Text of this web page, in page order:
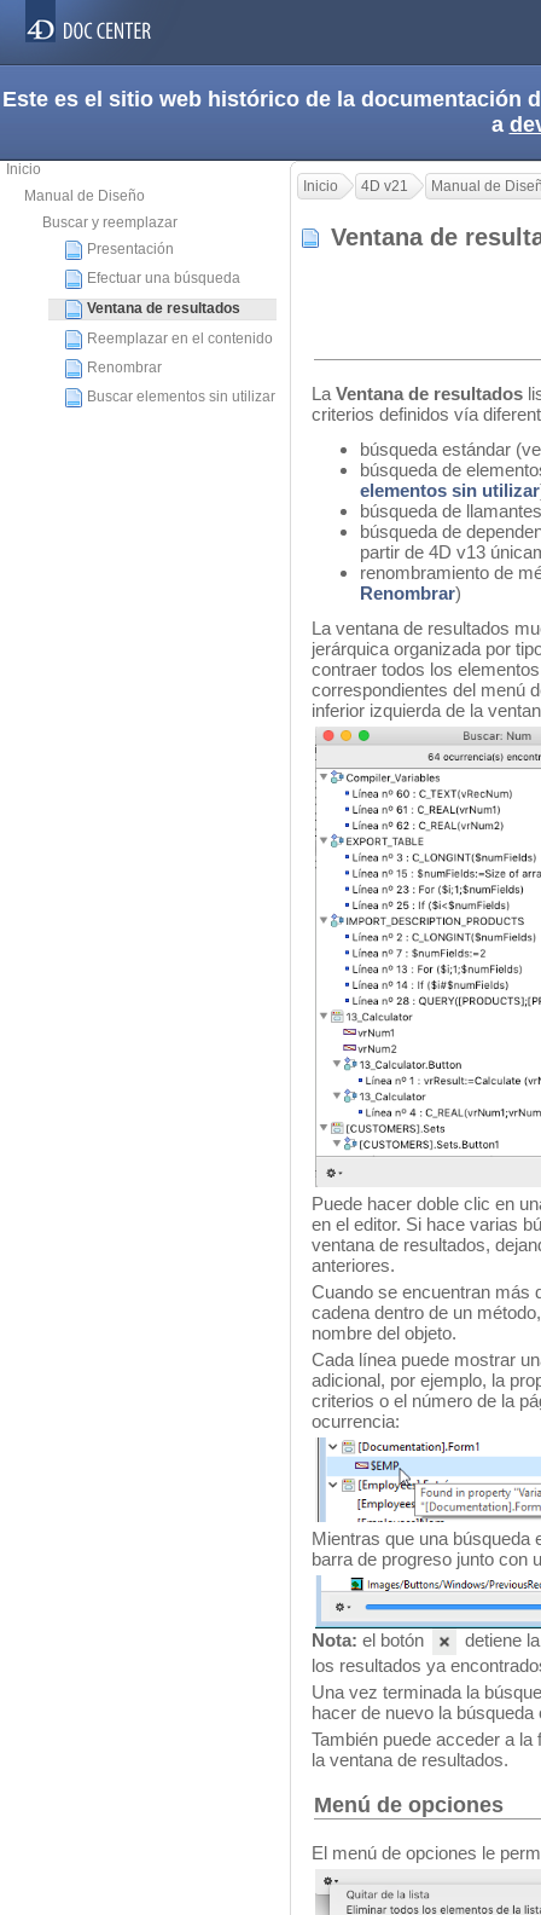
Este es el sitio web histórico de la documentación
a
Inicio
Manual de Diseño
Buscar y reemplazar
Presentación
Efectuar una búsqueda
Ventana de resultados
Reemplazar en el contenido
Renombrar
Buscar elementos sin utilizar
Inicio 4D v21 Manual de
Ventana de
LaVentana de resultados
criterios definidos vía
búsqueda estándar
búsqueda de
elementos sin utilizar
búsqueda de
búsqueda de
partir de 4D v13
renombramiento de
Renombrar)
La ventana de resultados
jerárquica organizada por
contraer todos los
correspondientes del menú
inferior izquierda de la
Puede hacer doble clic en
en el editor. Si hace varias
ventana de resultados,
anteriores.
Cuando se encuentran más
cadena dentro de un
nombre del objeto.
Cada línea puede mostrar
adicional, por ejemplo, la
criterios o el número de la
ocurrencia:
Mientras que una búsqueda
barra de progreso junto con
Nota: el botón
detiene
los resultados ya
Una vez terminada la
hacer de nuevo la
También puede acceder a
la ventana de resultados.
Menú de opciones
El menú de opciones le